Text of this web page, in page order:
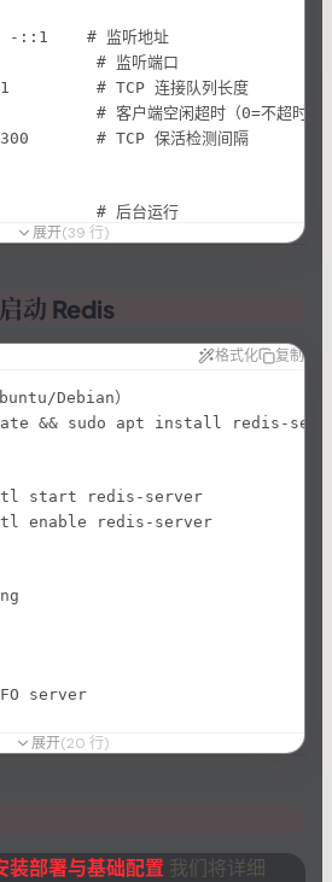
-::1    # 监听地址
# 监听端口
# TCP 连接队列长度
# 客户端空闲超时（0=不超时）
# TCP 保活检测间隔
# 后台运行
redis/redis-server.pid
# 数据库数量（0-15）
# 最大内存限制
allkeys-lru  # 内存淘汰策略
===
"appendonly.aof"
FLUSHALL ""
展开(39 行)
动 Redis
格式化 复制
Debian）
&& sudo apt install redis-
start redis-server
enable redis-server
server
展开(20 行)
部署与基础配置 我们将详细